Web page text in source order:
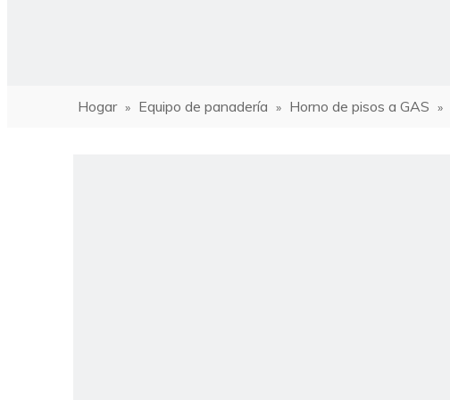
Hogar » Equipo de panadería » Horno de pisos a GAS »